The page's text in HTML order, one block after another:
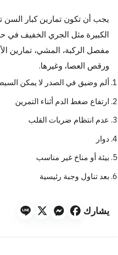
يجب أن تكون تمارين كبار السن
الكبيرة مثل الجري الخفيف في
مفصل الركبة، المشي، تمارين
ورقص العصا، وغيرها.
ألم وضيق في الصدر لا يمكن
ارتفاع ضغط الدم أثناء التمرين
عدم انتظام ضربات القلب
دوار
بيئة أو مناخ غير مناسب
بعد تناول وجبة رئيسية
يشارك